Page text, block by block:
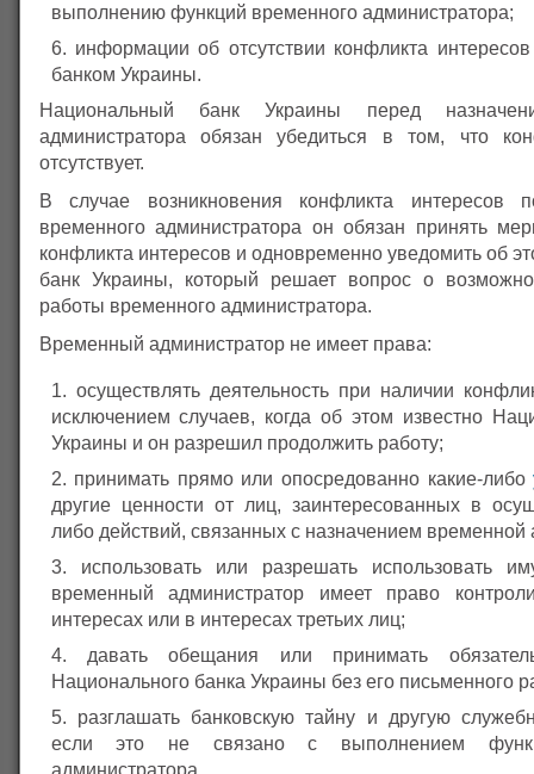
выполнению функций временного администратора;
информации об отсутствии конфликта
банком Украины.
Национальный банк Украины перед
администратора обязан убедиться в том, что
отсутствует.
В случае возникновения конфликта интересов
временного администратора он обязан принять
конфликта интересов и одновременно уведомить об
банк Украины, который решает вопрос о
работы временного администратора.
Временный администратор не имеет права:
осуществлять деятельность при наличии
исключением случаев, когда об этом известно
Украины и он разрешил продолжить работу;
принимать прямо или опосредованно какие-либо
другие ценности от лиц, заинтересованных в
либо действий, связанных с назначением временной
использовать или разрешать использовать
временный администратор имеет право
интересах или в интересах третьих лиц;
давать обещания или принимать
Национального банка Украины без его письменного
разглашать банковскую тайну и другую
если это не связано с выполнением
администратора.